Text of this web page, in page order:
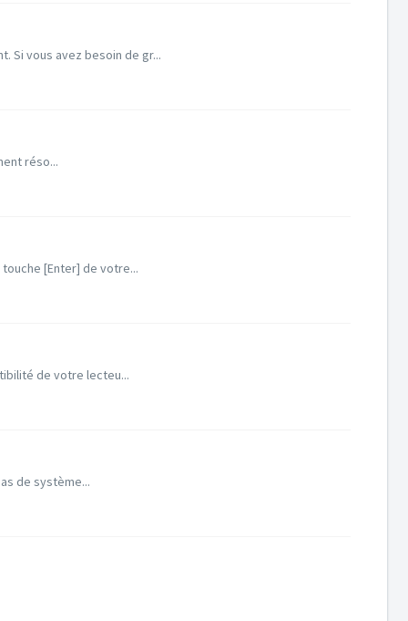
Si vous avez besoin de gr...
réso...
[Enter] de votre...
de votre lecteu...
de système...